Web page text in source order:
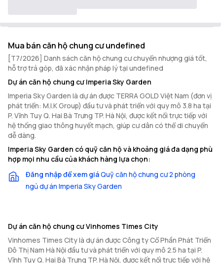
Mua bán căn hộ chung cư undefined
[T7/2026] Danh sách căn hộ chung cư chuyển nhượng giá tốt,
hỗ trợ trả góp, đã xác nhận pháp lý tại undefined
Dự án căn hộ chung cư Imperia Sky Garden
Imperia Sky Garden là dự án được TERRA GOLD Việt Nam (đơn vị
phát triển: M.I.K Group) đầu tư và phát triển với quy mô 3.8 ha tại
P. Vĩnh Tuy Q. Hai Bà Trưng TP. Hà Nội, được kết nối trực tiếp với
hệ thống giao thông huyết mạch, giúp cư dân có thể di chuyển
dễ dàng.
Imperia Sky Garden có quỹ căn hộ và khoảng giá đa dạng phù
hợp mọi nhu cầu của khách hàng lựa chọn:
Đăng nhập để xem giáQuỹ căn hộ chung cư 2 phòng
ngủ dự án Imperia Sky Garden
Dự án căn hộ chung cư Vinhomes Times City
Vinhomes Times City là dự án được Công ty Cổ Phần Phát Triển
Đô Thị Nam Hà Nội đầu tư và phát triển với quy mô 2.5 ha tại P.
Vĩnh Tuy Q. Hai Bà Trưng TP. Hà Nội, được kết nối trực tiếp với hệ